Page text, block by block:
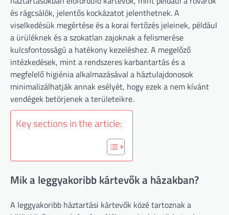
és rágcsálók, jelentős kockázatot jelenthetnek. A
viselkedésük megértése és a korai fertőzés jeleinek, például
a ürüléknek és a szokatlan zajoknak a felismerése
kulcsfontosságú a hatékony kezeléshez. A megelőző
intézkedések, mint a rendszeres karbantartás és a
megfelelő higiénia alkalmazásával a háztulajdonosok
minimalizálhatják annak esélyét, hogy ezek a nem kívánt
vendégek betörjenek a területeikre.
Key sections in the article:
Mik a leggyakoribb kártevők a házakban?
A leggyakoribb háztartási kártevők közé tartoznak a